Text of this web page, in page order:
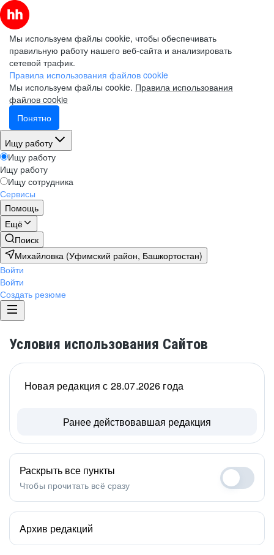
Мы используем файлы cookie, чтобы обеспечивать
правильную работу нашего веб-сайта и анализировать
сетевой трафик.
Правила использования файлов cookie
Мы используем файлы cookie. Правила использования
файлов cookie
Понятно
Ищу работу
Ищу работу
Ищу работу
Ищу сотрудника
Сервисы
Помощь
Ещё
Поиск
Михайловка (Уфимский район, Башкортостан)
Войти
Войти
Создать резюме
Условия использования Сайтов
Новая редакция с 28.07.2026 года
Ранее действовавшая редакция
Раскрыть все пункты
Чтобы прочитать всё сразу
Архив редакций